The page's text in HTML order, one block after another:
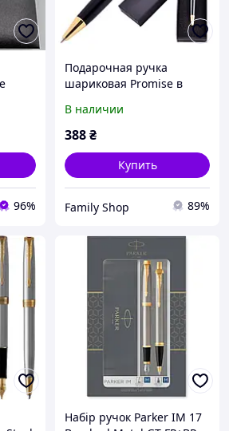
96%
Подарочная ручка
шариковая Promise в
золотистым клипом) 3183
В наличии
388₴
Купить
Family Shop 89%
Набір ручок Parker IM 17